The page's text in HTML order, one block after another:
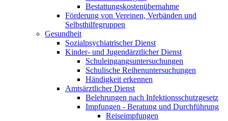
Bestattungskosten­übernahme
Förderung von Vereinen, Verbänden und
Selbsthilfegruppen
Gesundheit
Sozialpsychiatrischer Dienst
Kinder- und Jugendärztlicher Dienst
Schuleingangsuntersuchungen
Schulische Reihenuntersuchungen
Händigkeit erkennen
Amtsärztlicher Dienst
Belehrungen nach Infektionsschutzgesetz
Impfungen - Beratung und Durchführung
Reiseimpfungen